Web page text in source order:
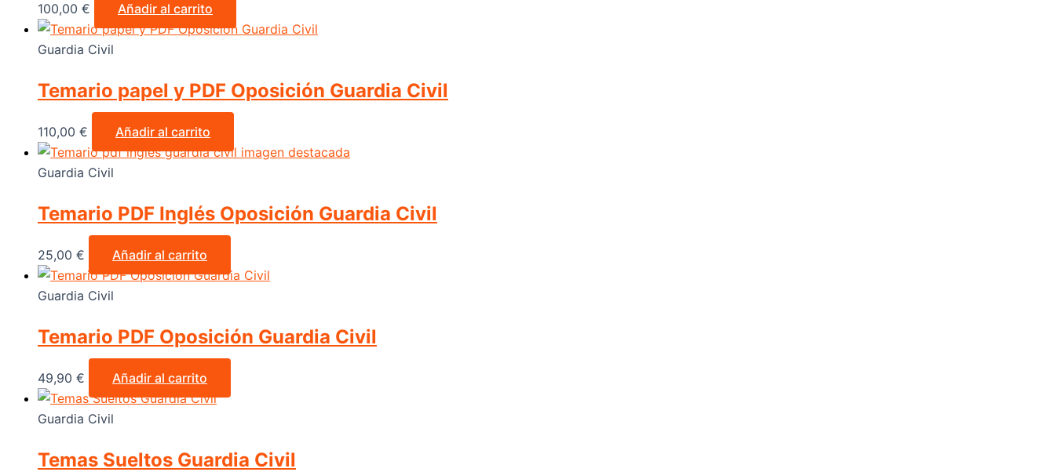
100,00 € Añadir al carrito
Guardia Civil
Temario papel y PDF Oposición Guardia Civil
110,00 € Añadir al carrito
Guardia Civil
Temario PDF Inglés Oposición Guardia Civil
25,00 € Añadir al carrito
Guardia Civil
Temario PDF Oposición Guardia Civil
49,90 € Añadir al carrito
Guardia Civil
Temas Sueltos Guardia Civil